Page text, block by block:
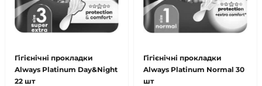
Гігієнічні прокладки
Always Platinum Day&Night
22 шт
Гігієнічні прокладки
Always Platinum Normal 30
шт